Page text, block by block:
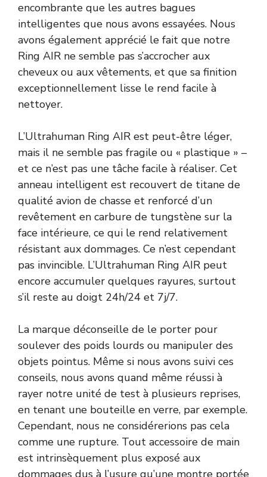
encombrante que les autres bagues
intelligentes que nous avons essayées. Nous
avons également apprécié le fait que notre
Ring AIR ne semble pas s’accrocher aux
cheveux ou aux vêtements, et que sa finition
exceptionnellement lisse le rend facile à
nettoyer.
L’Ultrahuman Ring AIR est peut-être léger,
mais il ne semble pas fragile ou « plastique » –
et ce n’est pas une tâche facile à réaliser. Cet
anneau intelligent est recouvert de titane de
qualité avion de chasse et renforcé d’un
revêtement en carbure de tungstène sur la
face intérieure, ce qui le rend relativement
résistant aux dommages. Ce n’est cependant
pas invincible. L’Ultrahuman Ring AIR peut
encore accumuler quelques rayures, surtout
s’il reste au doigt 24h/24 et 7j/7.
La marque déconseille de le porter pour
soulever des poids lourds ou manipuler des
objets pointus. Même si nous avons suivi ces
conseils, nous avons quand même réussi à
rayer notre unité de test à plusieurs reprises,
en tenant une bouteille en verre, par exemple.
Cependant, nous ne considérerions pas cela
comme une rupture. Tout accessoire de main
est intrinsèquement plus exposé aux